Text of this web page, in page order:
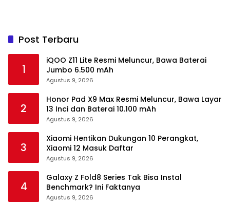
Post Terbaru
1
iQOO Z11 Lite Resmi Meluncur, Bawa Baterai
Jumbo 6.500 mAh
Agustus 9, 2026
2
Honor Pad X9 Max Resmi Meluncur, Bawa Layar
13 Inci dan Baterai 10.100 mAh
Agustus 9, 2026
3
Xiaomi Hentikan Dukungan 10 Perangkat,
Xiaomi 12 Masuk Daftar
Agustus 9, 2026
4
Galaxy Z Fold8 Series Tak Bisa Instal
Benchmark? Ini Faktanya
Agustus 9, 2026